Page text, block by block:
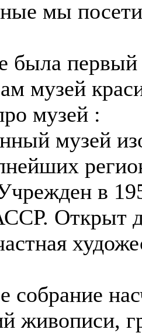
мы
была первый
музей
музей :
музей
в
Открыт
собрание
живописи,